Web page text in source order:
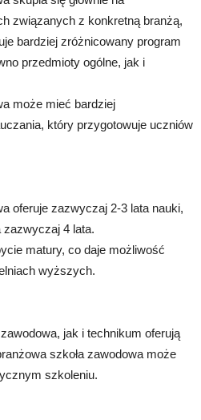
związanych z konkretną branżą,
bardziej zróżnicowany program
przedmioty ogólne, jak i
może mieć bardziej
który przygotowuje uczniów
oferuje zazwyczaj 2-3 lata nauki,
4 lata.
matury, co daje możliwość
wyższych.
jak i technikum oferują
szkoła zawodowa może
szkoleniu.